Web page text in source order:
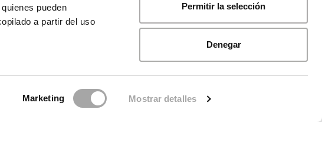
pueden
a partir del uso
Marketing Mostrar detalles
Permitir la selección
Denegar